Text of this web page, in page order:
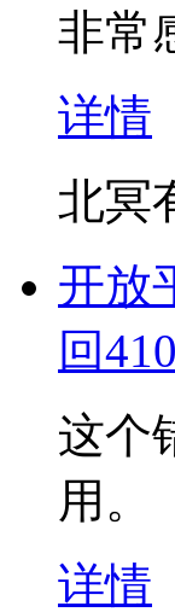
非常
详情
北冥
开放
回
这个
用。
详情